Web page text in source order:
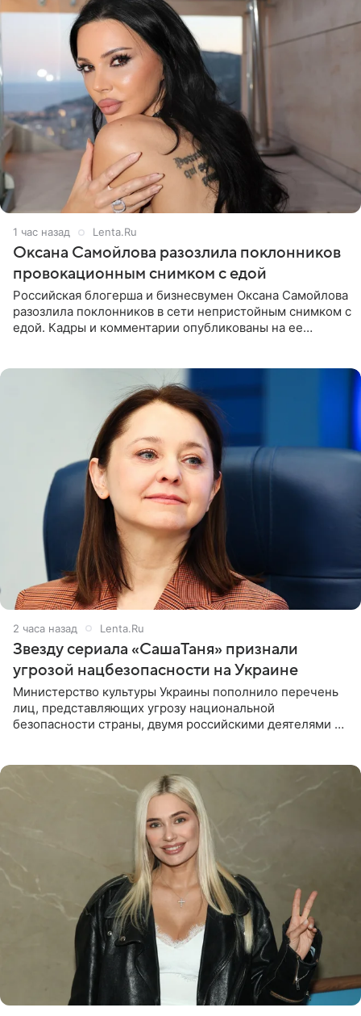
1 час назад Lenta.Ru
Оксана Самойлова разозлила поклонников
провокационным снимком с едой
Российская блогерша и бизнесвумен Оксана Самойлова
разозлила поклонников в сети непристойным снимком с
едой. Кадры и комментарии опубликованы на ее
2 часа назад Lenta.Ru
Звезду сериала «СашаТаня» признали
угрозой нацбезопасности на Украине
Министерство культуры Украины пополнило перечень
лиц, представляющих угрозу национальной
безопасности страны, двумя российскими деятелями —